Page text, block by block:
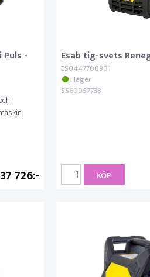
Puls -
37 726
Esab tig-svets
ES0447700901
I lager
5560057738
KÖP